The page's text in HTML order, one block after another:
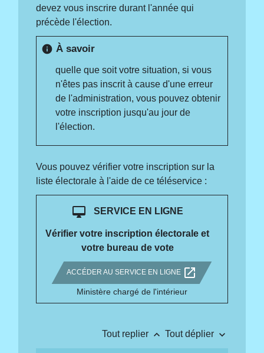
devez vous inscrire durant l'année qui
précède l'élection.
info À savoir
quelle que soit votre situation, si vous
n'êtes pas inscrit à cause d'une erreur
de l'administration, vous pouvez obtenir
votre inscription jusqu'au jour de
l'élection.
Vous pouvez vérifier votre inscription sur la
liste électorale à l'aide de ce téléservice :
desktop_mac SERVICE EN LIGNE
Vérifier votre inscription électorale et
votre bureau de vote
ACCÉDER AU SERVICE EN LIGNE open_in_new
Ministère chargé de l'intérieur
Tout replier keyboard_arrow_up Tout déplier keyboard_arrow_down